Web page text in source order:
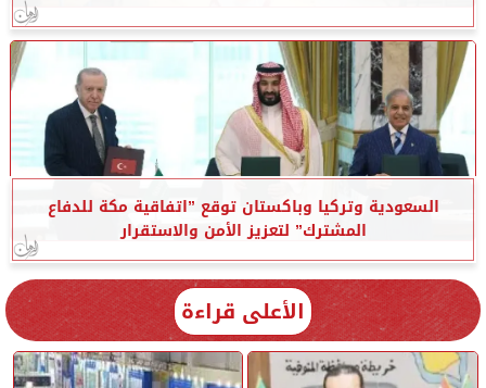
السعودية وتركيا وباكستان توقع ”اتفاقية مكة للدفاع
المشترك” لتعزيز الأمن والاستقرار
الأعلى قراءة